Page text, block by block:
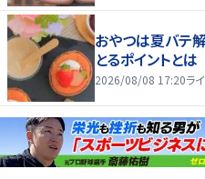
おやつは夏バテ
とるポイントとは
2026/08/08 17:20ラ